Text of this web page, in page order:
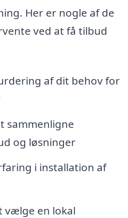
Her er nogle af de
ved at få tilbud
af dit behov for
sammenligne
og løsninger
i installation af
vælge en lokal